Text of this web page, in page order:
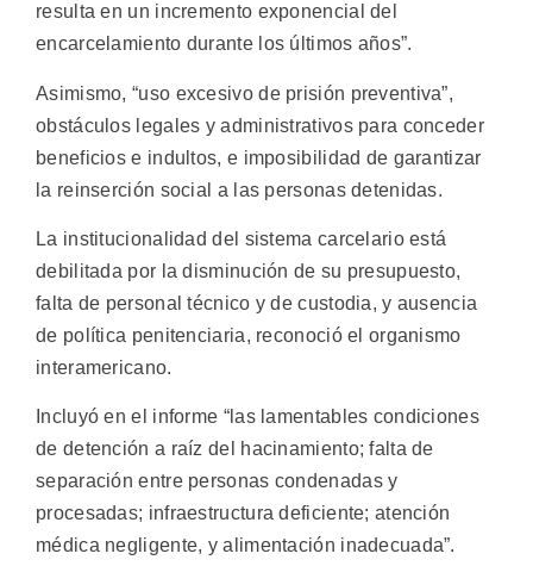
resulta en un incremento exponencial del
encarcelamiento durante los últimos años”.
Asimismo, “uso excesivo de prisión preventiva”,
obstáculos legales y administrativos para conceder
beneficios e indultos, e imposibilidad de garantizar
la reinserción social a las personas detenidas.
La institucionalidad del sistema carcelario está
debilitada por la disminución de su presupuesto,
falta de personal técnico y de custodia, y ausencia
de política penitenciaria, reconoció el organismo
interamericano.
Incluyó en el informe “las lamentables condiciones
de detención a raíz del hacinamiento; falta de
separación entre personas condenadas y
procesadas; infraestructura deficiente; atención
médica negligente, y alimentación inadecuada”.